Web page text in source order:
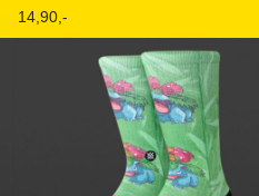
14,90,-